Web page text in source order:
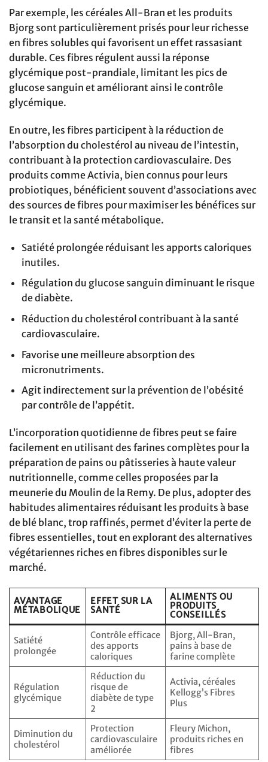
Par exemple, les céréales All-Bran et les produits
Bjorg sont particulièrement prisés pour leur richesse
en fibres solubles qui favorisent un effet rassasiant
durable. Ces fibres régulent aussi la réponse
glycémique post-prandiale, limitant les pics de
glucose sanguin et améliorant ainsi le contrôle
glycémique.
En outre, les fibres participent à la réduction de
l’absorption du cholestérol au niveau de l’intestin,
contribuant à la protection cardiovasculaire. Des
produits comme Activia, bien connus pour leurs
probiotiques, bénéficient souvent d’associations avec
des sources de fibres pour maximiser les bénéfices sur
le transit et la santé métabolique.
Satiété prolongée réduisant les apports caloriques
inutiles.
Régulation du glucose sanguin diminuant le risque
de diabète.
Réduction du cholestérol contribuant à la santé
cardiovasculaire.
Favorise une meilleure absorption des
micronutriments.
Agit indirectement sur la prévention de l’obésité
par contrôle de l’appétit.
L’incorporation quotidienne de fibres peut se faire
facilement en utilisant des farines complètes pour la
préparation de pains ou pâtisseries à haute valeur
nutritionnelle, comme celles proposées par la
meunerie du Moulin de la Remy. De plus, adopter des
habitudes alimentaires réduisant les produits à base
de blé blanc, trop raffinés, permet d’éviter la perte de
fibres essentielles, tout en explorant des alternatives
végétariennes riches en fibres disponibles sur le
marché.
AVANTAGE
MÉTABOLIQUE
EFFET SUR LA
SANTÉ
ALIMENTS OU
PRODUITS
CONSEILLÉS
Satiété
prolongée
Contrôle efficace
des apports
caloriques
Bjorg, All-Bran,
pains à base de
farine complète
Régulation
glycémique
Réduction du
risque de
diabète de type
2
Activia, céréales
Kellogg’s Fibres
Plus
Diminution du
cholestérol
Protection
cardiovasculaire
améliorée
Fleury Michon,
produits riches en
fibres